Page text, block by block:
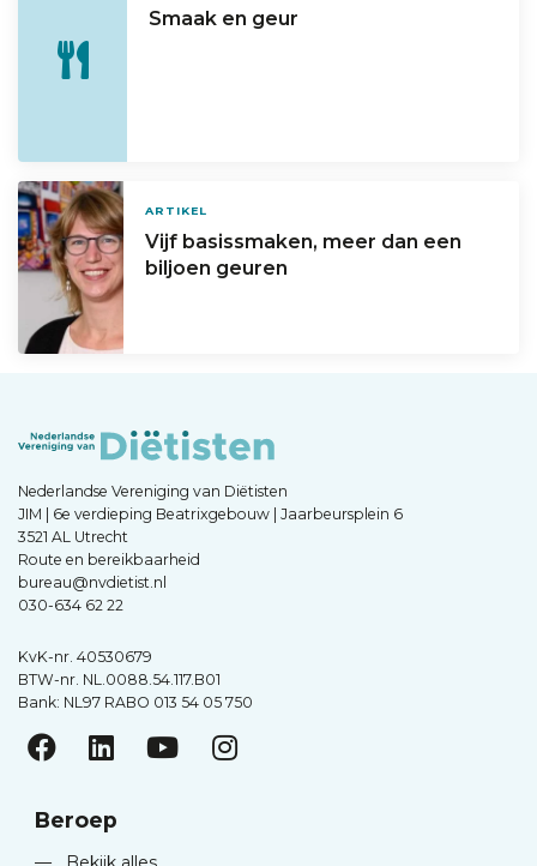
Smaak en geur
ARTIKEL
Vijf basissmaken, meer dan een
biljoen geuren
Nederlandse Vereniging van Diëtisten
JIM | 6e verdieping Beatrixgebouw | Jaarbeursplein 6
3521 AL Utrecht
Route en bereikbaarheid
bureau@nvdietist.nl
030-634 62 22
KvK-nr. 40530679
BTW-nr. NL.0088.54.117.B01
Bank: NL97 RABO 013 54 05 750
Beroep